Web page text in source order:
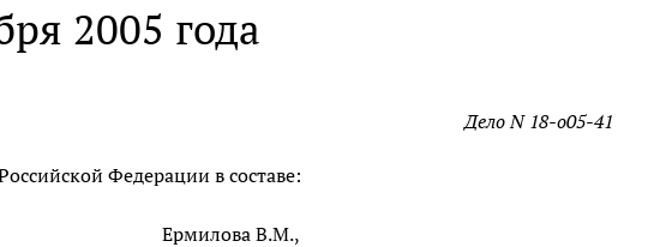
2005 года
Дело N 18-о05-41
Федерации в составе:
Ермилова В.М.,